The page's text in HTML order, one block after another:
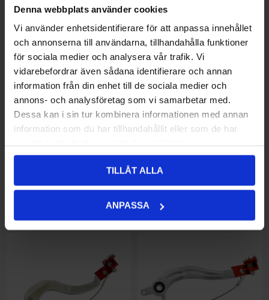
Denna webbplats använder cookies
Vi använder enhetsidentifierare för att anpassa innehållet
och annonserna till användarna, tillhandahålla funktioner
för sociala medier och analysera vår trafik. Vi
vidarebefordrar även sådana identifierare och annan
information från din enhet till de sociala medier och
annons- och analysföretag som vi samarbetar med.
Dessa kan i sin tur kombinera informationen med annan
information som du har tillhandahållit eller som de har
TILLÅT ALLA
ANPASSA
Bromsgrepp Suzuki RM65-250,
RM-Z250-450
154,00 kr
Bromsgrepp Yamaha
YZ/YZF/WR
180,00 kr
Bromspedal CRF250R 04-09
935,00 kr